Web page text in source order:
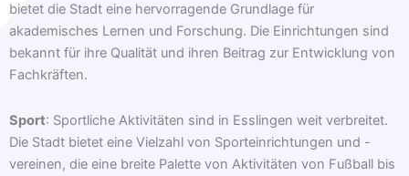
bietet die Stadt eine hervorragende Grundlage für
akademisches Lernen und Forschung. Die Einrichtungen sind
bekannt für ihre Qualität und ihren Beitrag zur Entwicklung von
Fachkräften.
Sport: Sportliche Aktivitäten sind in Esslingen weit verbreitet.
Die Stadt bietet eine Vielzahl von Sporteinrichtungen und -
vereinen, die eine breite Palette von Aktivitäten von Fußball bis